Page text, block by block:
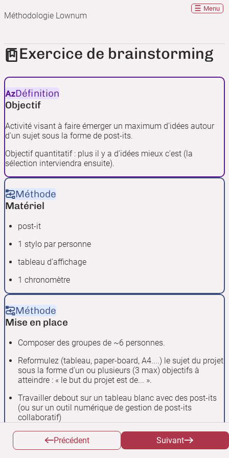
Méthodologie Lownum
Menu
Exercice de brainstorming
Définition
Objectif
Activité visant à faire émerger un maximum d'idées autour
d'un sujet sous la forme de post-its.
Objectif quantitatif : plus il y a d'idées mieux c'est (la
sélection interviendra ensuite).
Méthode
Matériel
post-it
1 stylo par personne
tableau d'affichage
1 chronomètre
Méthode
Mise en place
Composer des groupes de ~6 personnes.
Reformulez (tableau, paper-board, A4....) le sujet du projet
sous la forme d'un ou plusieurs (3 max) objectifs à
atteindre : « le but du projet est de... ».
Travailler debout sur un tableau blanc avec des post-its
(ou sur un outil numérique de gestion de post-its
collaboratif)
Méthode
Précédent Suivant